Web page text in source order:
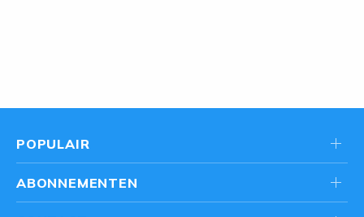
POPULAIR
ABONNEMENTEN